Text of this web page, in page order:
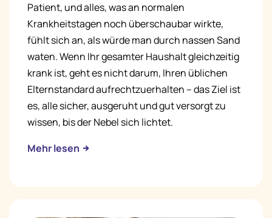
Patient, und alles, was an normalen
Krankheitstagen noch überschaubar wirkte,
fühlt sich an, als würde man durch nassen Sand
waten. Wenn Ihr gesamter Haushalt gleichzeitig
krank ist, geht es nicht darum, Ihren üblichen
Elternstandard aufrechtzuerhalten – das Ziel ist
es, alle sicher, ausgeruht und gut versorgt zu
wissen, bis der Nebel sich lichtet.
Mehr lesen